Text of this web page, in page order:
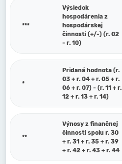
***
Výsledok
hospodárenia z
hospodárskej
činnosti (+/-) (r. 02
- r. 10)
*
Pridaná hodnota (r.
03 + r. 04 + r. 05 + r.
06 + r. 07) - (r. 11 + r.
12 + r. 13 + r. 14)
**
Výnosy z finančnej
činnosti spolu r. 30
+ r. 31 + r. 35 + r. 39
+ r. 42 + r. 43 + r. 44